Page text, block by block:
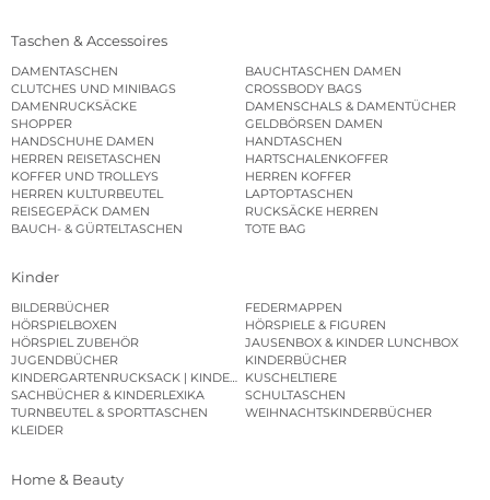
Taschen & Accessoires
DAMENTASCHEN
BAUCHTASCHEN DAMEN
CLUTCHES UND MINIBAGS
CROSSBODY BAGS
DAMENRUCKSÄCKE
DAMENSCHALS & DAMENTÜCHER
SHOPPER
GELDBÖRSEN DAMEN
HANDSCHUHE DAMEN
HANDTASCHEN
HERREN REISETASCHEN
HARTSCHALENKOFFER
KOFFER UND TROLLEYS
HERREN KOFFER
HERREN KULTURBEUTEL
LAPTOPTASCHEN
REISEGEPÄCK DAMEN
RUCKSÄCKE HERREN
BAUCH- & GÜRTELTASCHEN
TOTE BAG
Kinder
BILDERBÜCHER
FEDERMAPPEN
HÖRSPIELBOXEN
HÖRSPIELE & FIGUREN
HÖRSPIEL ZUBEHÖR
JAUSENBOX & KINDER LUNCHBOX
JUGENDBÜCHER
KINDERBÜCHER
KINDERGARTENRUCKSACK | KINDERGARTENBEUTEL
KUSCHELTIERE
SACHBÜCHER & KINDERLEXIKA
SCHULTASCHEN
TURNBEUTEL & SPORTTASCHEN
WEIHNACHTSKINDERBÜCHER
KLEIDER
Home & Beauty